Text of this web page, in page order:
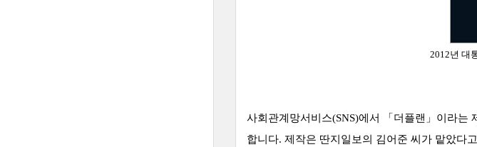
2012년 대
사회관계망서비스(SNS)에서 「 더플랜」이라는
합니다. 제작은 딴지일보의 김어준 씨가 맡았다